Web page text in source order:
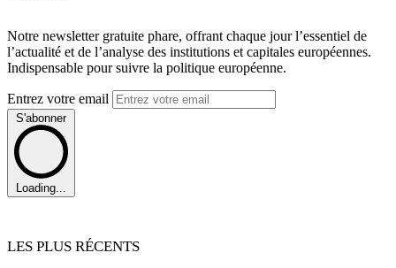
Notre newsletter gratuite phare, offrant chaque jour l’essentiel de
l’actualité et de l’analyse des institutions et capitales européennes.
Indispensable pour suivre la politique européenne.
Entrez votre email
S'abonner
Loading...
LES PLUS RÉCENTS